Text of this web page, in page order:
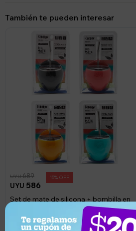
También te pueden interesar
UYU 586
UYU689 15
Set de mate de silicona + bombilla en
acero inoxidable 300ml Keep
Llega en 2 horas